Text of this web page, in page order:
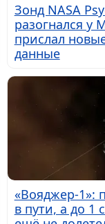
Зонд NASA
разогнался у
прислал
данные
«Вояджер-1»:
в пути, а до 1